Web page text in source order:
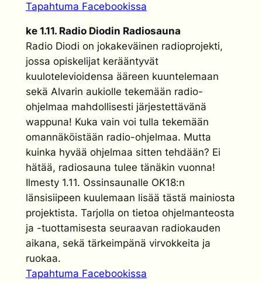
Tapahtuma Facebookissa
ke 1.11. Radio Diodin Radiosauna
Radio Diodi on jokakeväinen radioprojekti,
jossa opiskelijat kerääntyvät
kuulotelevioidensa ääreen kuuntelemaan
sekä Alvarin aukiolle tekemään radio-
ohjelmaa mahdollisesti järjestettävänä
wappuna! Kuka vain voi tulla tekemään
omannäköistään radio-ohjelmaa. Mutta
kuinka hyvää ohjelmaa sitten tehdään? Ei
hätää, radiosauna tulee tänäkin vuonna!
Ilmesty 1.11. Ossinsaunalle OK18:n
länsisiipeen kuulemaan lisää tästä mainiosta
projektista. Tarjolla on tietoa ohjelmanteosta
ja -tuottamisesta seuraavan radiokauden
aikana, sekä tärkeimpänä virvokkeita ja
ruokaa.
Tapahtuma Facebookissa